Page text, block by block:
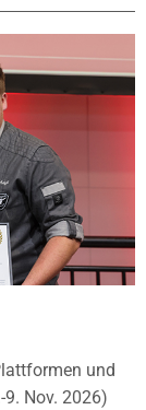
und
Nov. 2026)